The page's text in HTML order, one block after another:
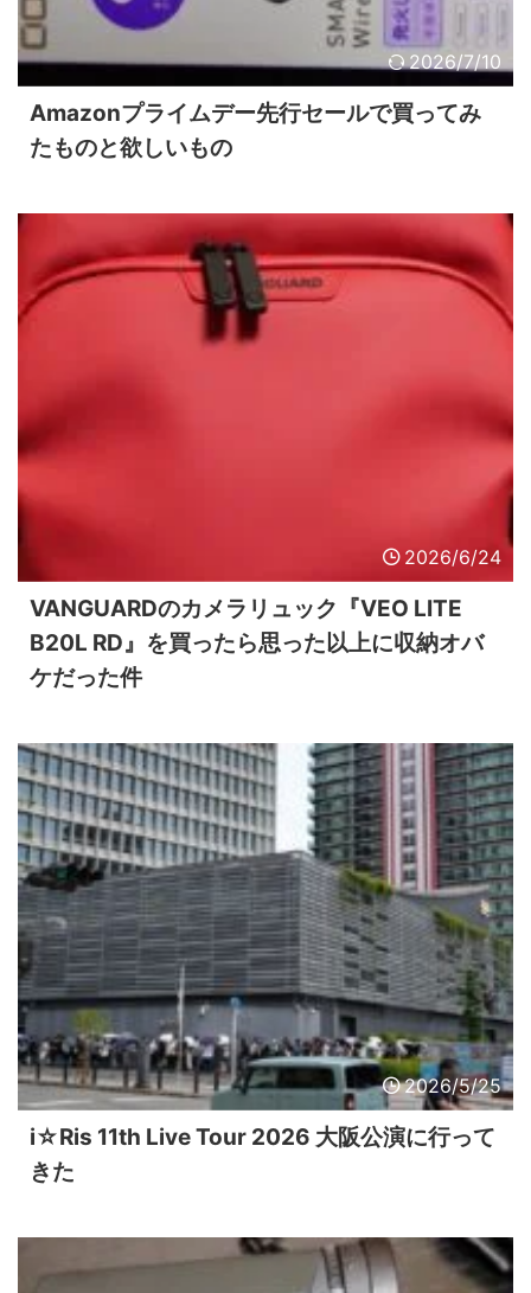
2026/7/10
Amazonプライムデー先行セールで買ってみ
たものと欲しいもの
2026/6/24
VANGUARDのカメラリュック『VEO LITE
B20L RD』を買ったら思った以上に収納オバ
ケだった件
2026/5/25
i☆Ris 11th Live Tour 2026 大阪公演に行って
きた